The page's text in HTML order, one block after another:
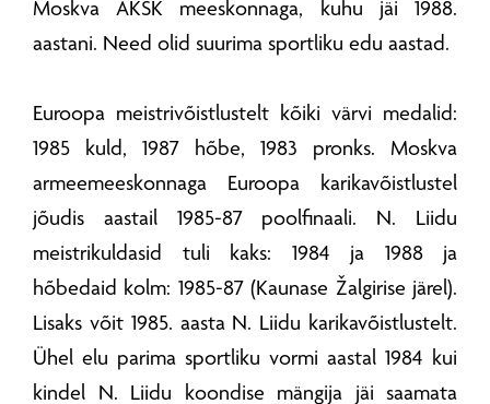
Moskva AKSK meeskonnaga, kuhu jäi 1988.
aastani. Need olid suurima sportliku edu aastad.
Euroopa meistrivõistlustelt kõiki värvi medalid:
1985 kuld, 1987 hõbe, 1983 pronks. Moskva
armeemeeskonnaga Euroopa karikavõistlustel
jõudis aastail 1985-87 poolfinaali. N. Liidu
meistrikuldasid tuli kaks: 1984 ja 1988 ja
hõbedaid kolm: 1985-87 (Kaunase Žalgirise järel).
Lisaks võit 1985. aasta N. Liidu karikavõistlustelt.
Ühel elu parima sportliku vormi aastal 1984 kui
kindel N. Liidu koondise mängija jäi saamata